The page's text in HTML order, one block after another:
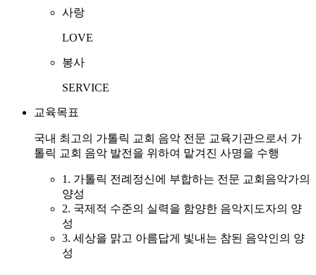
사랑
LOVE
봉사
SERVICE
교육목표
국내 최고의 가톨릭 교회 음악 전문 교육기관으로서 가
톨릭 교회 음악 발전을 위하여 맡겨진 사명을 수행
1. 가톨릭 전례정신에 부합하는 전문 교회음악가의
양성
2. 국제적 수준의 실력을 함양한 음악지도자의 양
성
3. 세상을 맑고 아름답게 빛내는 참된 음악인의 양
성